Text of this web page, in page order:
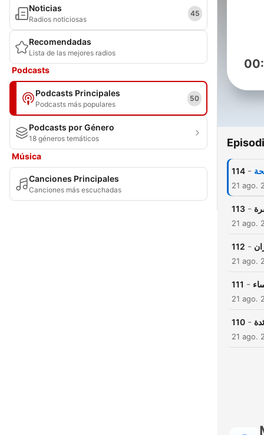
Noticias
Radios noticiosas
45
Recomendadas
Lista de las mejores radios
Podcasts
Podcasts Principales
Podcasts más populares
50
Podcasts por Género
18 géneros temáticos
Música
Canciones Principales
Canciones más escuchadas
114 -
21 ago.
113 -
21 ago.
112 -
21 ago.
111 -
21 ago.
110 -
21 ago.